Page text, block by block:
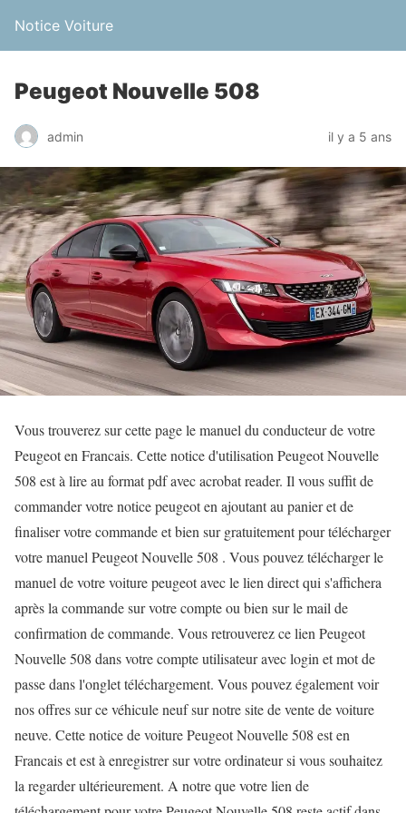
Notice Voiture
Peugeot Nouvelle 508
admin il y a 5 ans
Vous trouverez sur cette page le manuel du conducteur de votre
Peugeot en Francais. Cette notice d'utilisation Peugeot Nouvelle
508 est à lire au format pdf avec acrobat reader. Il vous suffit de
commander votre notice peugeot en ajoutant au panier et de
finaliser votre commande et bien sur gratuitement pour télécharger
votre manuel Peugeot Nouvelle 508 . Vous pouvez télécharger le
manuel de votre voiture peugeot avec le lien direct qui s'affichera
après la commande sur votre compte ou bien sur le mail de
confirmation de commande. Vous retrouverez ce lien Peugeot
Nouvelle 508 dans votre compte utilisateur avec login et mot de
passe dans l'onglet téléchargement. Vous pouvez également voir
nos offres sur ce véhicule neuf sur notre site de vente de voiture
neuve. Cette notice de voiture Peugeot Nouvelle 508 est en
Francais et est à enregistrer sur votre ordinateur si vous souhaitez
la regarder ultérieurement. A notre que votre lien de